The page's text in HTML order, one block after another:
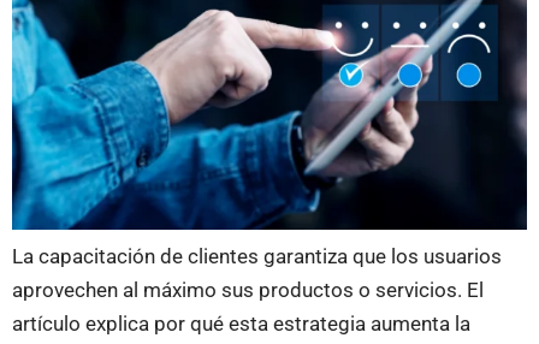
La capacitación de clientes garantiza que los usuarios
aprovechen al máximo sus productos o servicios. El
artículo explica por qué esta estrategia aumenta la